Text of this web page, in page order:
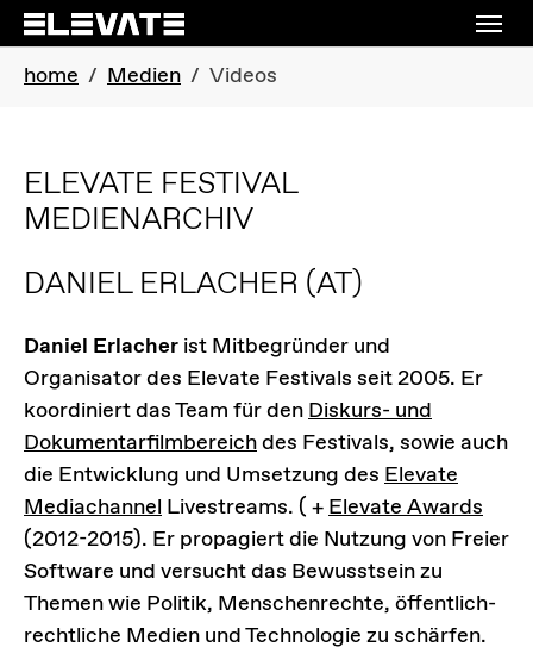
Skip to main navigation
Skip to main content
Skip to page footer
You are here:
home Medien Videos
ELEVATE FESTIVAL
MEDIENARCHIV
DANIEL ERLACHER (AT)
Daniel Erlacher ist Mitbegründer und
Organisator des Elevate Festivals seit 2005. Er
koordiniert das Team für denDiskurs- und
Dokumentarfilmbereichdes Festivals, sowie auch
die Entwicklung und Umsetzung des Elevate
Mediachannel Livestreams. ( +Elevate Awards
(2012-2015). Er propagiert die Nutzung von Freier
Software und versucht das Bewusstsein zu
Themen wie Politik, Menschenrechte, öffentlich-
rechtliche Medien und Technologie zu schärfen.